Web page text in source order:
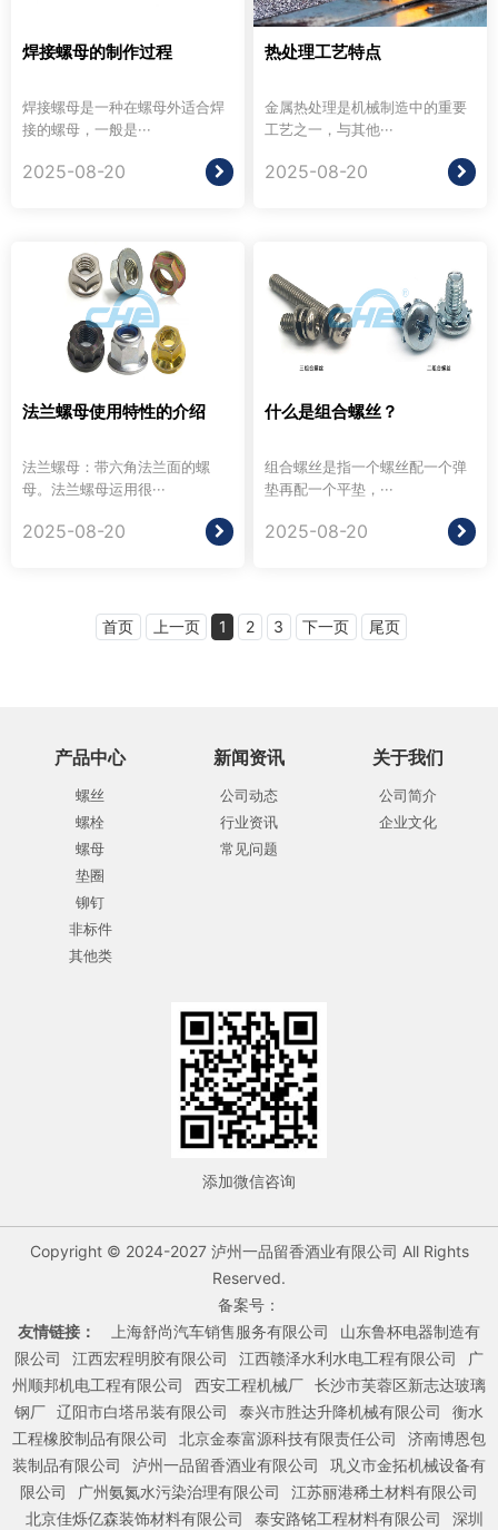
焊接螺母的制作过程
焊接螺母是一种在螺母外适合焊
接的螺母，一般是···
2025-08-20
热处理工艺特点
金属热处理是机械制造中的重要
工艺之一，与其他···
2025-08-20
法兰螺母使用特性的介绍
法兰螺母：带六角法兰面的螺
母。法兰螺母运用很···
2025-08-20
什么是组合螺丝？
组合螺丝是指一个螺丝配一个弹
垫再配一个平垫，···
2025-08-20
首页 上一页 1 2 3 下一页 尾页
产品中心
螺丝
螺栓
螺母
垫圈
铆钉
非标件
其他类
新闻资讯
公司动态
行业资讯
常见问题
关于我们
公司简介
企业文化
添加微信咨询
Copyright © 2024-2027 泸州一品留香酒业有限公司 All Rights
Reserved.
备案号：
友情链接：
上海舒尚汽车销售服务有限公司
山东鲁杯电器制造有
限公司
江西宏程明胶有限公司 江西赣泽水利水电工程有限公司
广
州顺邦机电工程有限公司
西安工程机械厂 长沙市芙蓉区新志达玻璃
钢厂 辽阳市白塔吊装有限公司 泰兴市胜达升降机械有限公司
衡水
工程橡胶制品有限公司
北京金泰富源科技有限责任公司
济南博恩包
装制品有限公司
泸州一品留香酒业有限公司
巩义市金拓机械设备有
限公司
广州氨氮水污染治理有限公司
江苏丽港稀土材料有限公司
北京佳烁亿森装饰材料有限公司
泰安路铭工程材料有限公司 深圳